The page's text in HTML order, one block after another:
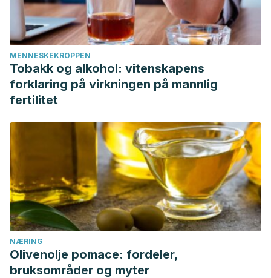
MENNESKEKROPPEN
Tobakk og alkohol: vitenskapens
forklaring på virkningen på mannlig
fertilitet
NÆRING
Olivenolje pomace: fordeler,
bruksområder og myter